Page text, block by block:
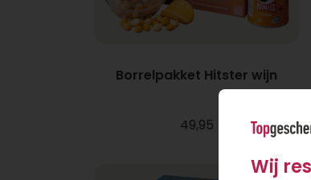
Borrelpakket Hitster wijn
49,95
Wij